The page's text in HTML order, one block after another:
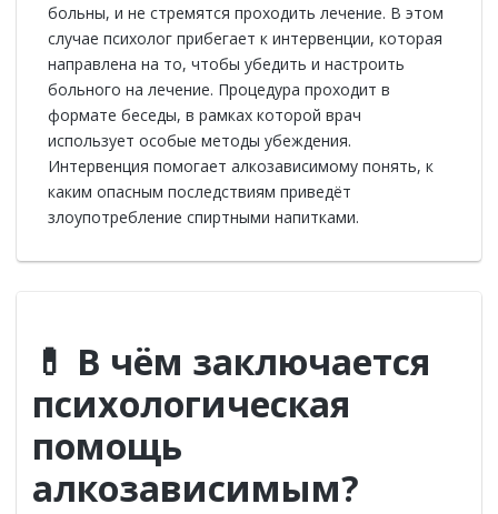
больны, и не стремятся проходить лечение. В этом
случае психолог прибегает к интервенции, которая
направлена на то, чтобы убедить и настроить
больного на лечение. Процедура проходит в
формате беседы, в рамках которой врач
использует особые методы убеждения.
Интервенция помогает алкозависимому понять, к
каким опасным последствиям приведёт
злоупотребление спиртными напитками.
💊 В чём заключается
психологическая
помощь
алкозависимым?